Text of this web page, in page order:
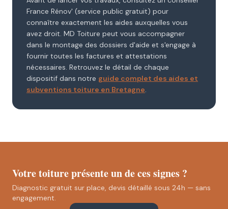
France Rénov' (service public gratuit) pour
connaître exactement les aides auxquelles vous
avez droit. MD Toiture peut vous accompagner
dans le montage des dossiers d'aide et s'engage à
fournir toutes les factures et attestations
nécessaires. Retrouvez le détail de chaque
dispositif dans notre guide complet des aides et
subventions toiture en Bretagne.
Votre toiture présente un de ces signes ?
Diagnostic gratuit sur place, devis détaillé sous 24h — sans
engagement.